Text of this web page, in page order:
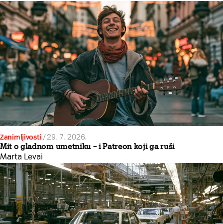
Zanimljivosti /29. 7. 2026.
Mit o gladnom umetniku – i Patreon koji ga ruši
Marta Levai